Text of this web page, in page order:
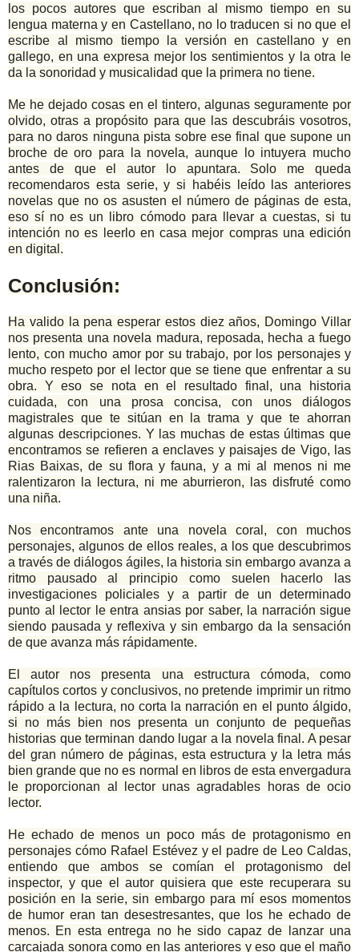
los pocos autores que escriban al mismo tiempo en su
lengua materna y en Castellano, no lo traducen si no que el
escribe al mismo tiempo la versión en castellano y en
gallego, en una expresa mejor los sentimientos y la otra le
da la sonoridad y musicalidad que la primera no tiene.
Me he dejado cosas en el tintero, algunas seguramente por
olvido, otras a propósito para que las descubráis vosotros,
para no daros ninguna pista sobre ese final que supone un
broche de oro para la novela, aunque lo intuyera mucho
antes de que el autor lo apuntara. Solo me queda
recomendaros esta serie, y si habéis leído las anteriores
novelas que no os asusten el número de páginas de esta,
eso sí no es un libro cómodo para llevar a cuestas, si tu
intención no es leerlo en casa mejor compras una edición
en digital.
Conclusión:
Ha valido la pena esperar estos diez años, Domingo Villar
nos presenta una novela madura, reposada, hecha a fuego
lento, con mucho amor por su trabajo, por los personajes y
mucho respeto por el lector que se tiene que enfrentar a su
obra. Y eso se nota en el resultado final, una historia
cuidada, con una prosa concisa, con unos diálogos
magistrales que te sitúan en la trama y que te ahorran
algunas descripciones. Y las muchas de estas últimas que
encontramos se refieren a enclaves y paisajes de Vigo, las
Rias Baixas, de su flora y fauna, y a mi al menos ni me
ralentizaron la lectura, ni me aburrieron, las disfruté como
una niña.
Nos encontramos ante una novela coral, con muchos
personajes, algunos de ellos reales, a los que descubrimos
a través de diálogos ágiles, la historia sin embargo avanza a
ritmo pausado al principio como suelen hacerlo las
investigaciones policiales y a partir de un determinado
punto al lector le entra ansias por saber, la narración sigue
siendo pausada y reflexiva y sin embargo da la sensación
de que avanza más rápidamente.
El autor nos presenta una estructura cómoda, como
capítulos cortos y conclusivos, no pretende imprimir un ritmo
rápido a la lectura, no corta la narración en el punto álgido,
si no más bien nos presenta un conjunto de pequeñas
historias que terminan dando lugar a la novela final. A pesar
del gran número de páginas, esta estructura y la letra más
bien grande que no es normal en libros de esta envergadura
le proporcionan al lector unas agradables horas de ocio
lector.
He echado de menos un poco más de protagonismo en
personajes cómo Rafael Estévez y el padre de Leo Caldas,
entiendo que ambos se comían el protagonismo del
inspector, y que el autor quisiera que este recuperara su
posición en la serie, sin embargo para mí esos momentos
de humor eran tan desestresantes, que los he echado de
menos. En esta entrega no he sido capaz de lanzar una
carcajada sonora como en las anteriores y eso que el maño